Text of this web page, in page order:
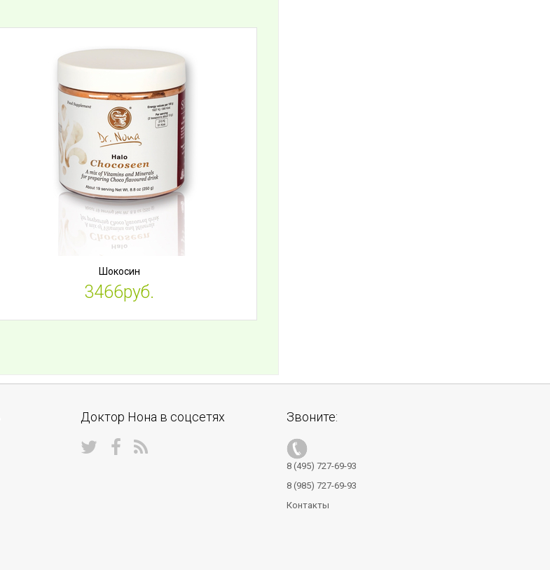
Шокосин
3466руб.
Доктор Нона в соцсетях Звоните:
8 (495) 727-69-93
8 (985) 727-69-93
Контакты